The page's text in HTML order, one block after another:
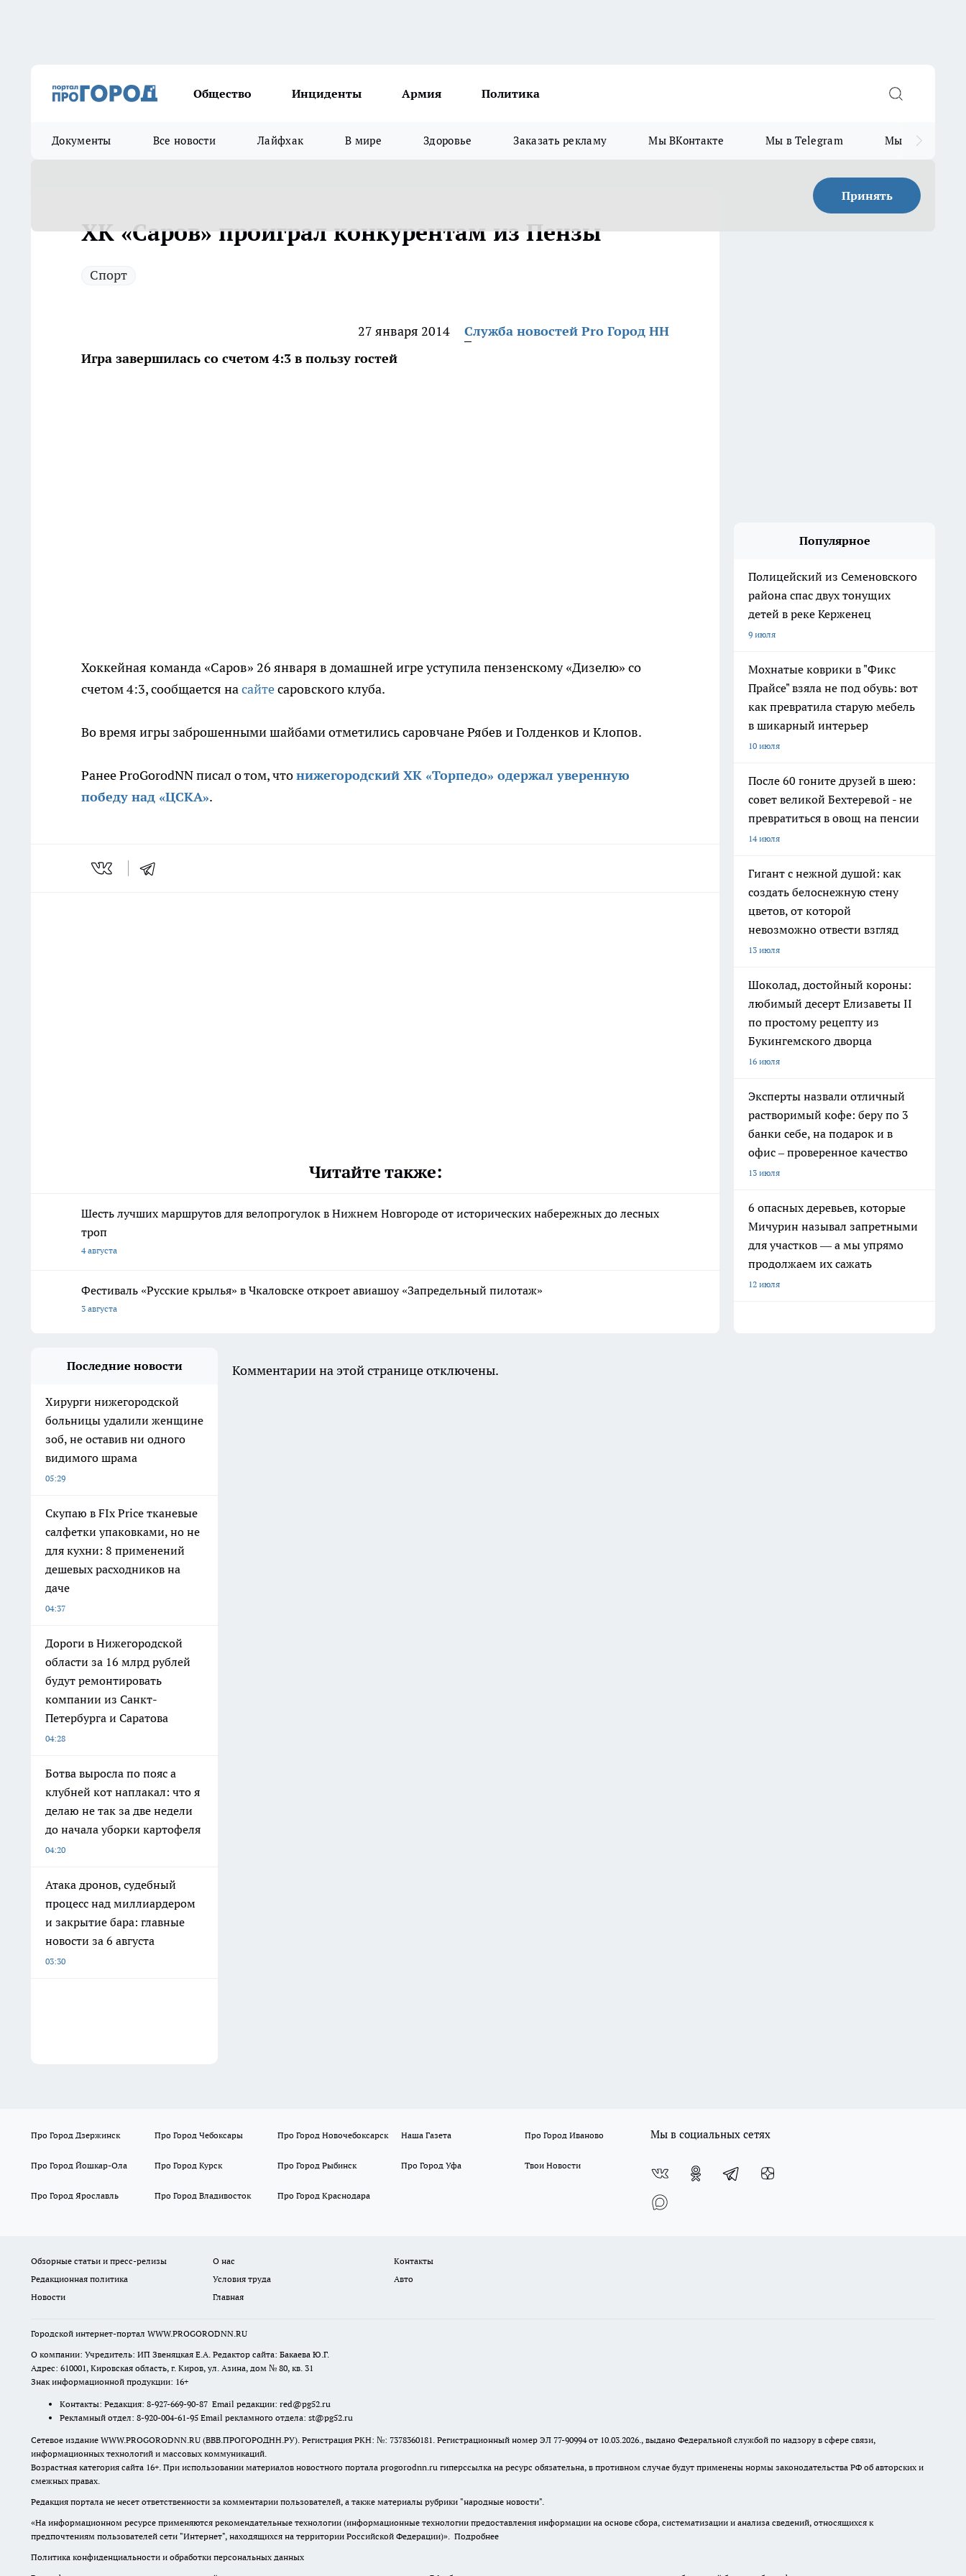
Общество Инциденты Армия Политика
Документы Все новости Лайфхак В мире Здоровье Заказать рекламу Мы ВКонтакте Мы в Telegram Мы в MAX
Принять
ХК «Саров» проиграл конкурентам из Пензы
Спорт
27 января 2014
Служба новостей Pro Город НН
Игра завершилась со счетом 4:3 в пользу гостей
Хоккейная команда «Саров» 26 января в домашней игре уступила пензенскому «Дизелю» со
счетом 4:3, сообщается насайтесаровского клуба.
Во время игры заброшенными шайбами отметились саровчане Рябев и Голденков и Клопов.
Ранее ProGorodNN писал о том, чтонижегородский ХК «Торпедо» одержал уверенную
победу над «ЦСКА».
Читайте также:
Шесть лучших маршрутов для велопрогулок в Нижнем Новгороде от исторических набережных до лесных
троп
4 августа
Фестиваль «Русские крылья» в Чкаловске откроет авиашоу «Запредельный пилотаж»
3 августа
Популярное
Полицейский из Семеновского
района спас двух тонущих
детей в реке Керженец
9 июля
Мохнатые коврики в "Фикс
Прайсе" взяла не под обувь: вот
как превратила старую мебель
в шикарный интерьер
10 июля
После 60 гоните друзей в шею:
совет великой Бехтеревой - не
превратиться в овощ на пенсии
14 июля
Гигант с нежной душой: как
создать белоснежную стену
цветов, от которой
невозможно отвести взгляд
13 июля
Шоколад, достойный короны:
любимый десерт Елизаветы II
по простому рецепту из
Букингемского дворца
16 июля
Эксперты назвали отличный
растворимый кофе: беру по 3
банки себе, на подарок и в
офис – проверенное качество
13 июля
6 опасных деревьев, которые
Мичурин называл запретными
для участков — а мы упрямо
продолжаем их сажать
12 июля
Последние новости
Хирурги нижегородской
больницы удалили женщине
зоб, не оставив ни одного
видимого шрама
05:29
Скупаю в FIx Price тканевые
салфетки упаковками, но не
для кухни: 8 применений
дешевых расходников на
даче
04:37
Дороги в Нижегородской
области за 16 млрд рублей
будут ремонтировать
компании из Санкт-
Петербурга и Саратова
04:28
Ботва выросла по пояс а
клубней кот наплакал: что я
делаю не так за две недели
до начала уборки картофеля
04:20
Атака дронов, судебный
процесс над миллиардером
и закрытие бара: главные
новости за 6 августа
03:30
Комментарии на этой странице отключены.
Про Город Дзержинск Про Город Чебоксары Про Город Новочебоксарск Наша Газета Про Город Иваново
Про Город Йошкар-Ола Про Город Курск Про Город Рыбинск Про Город Уфа Твои Новости
Про Город Ярославль Про Город Владивосток Про Город Краснодара
Мы в социальных сетях
Обзорные статьи и пресс-релизы О нас
Контакты
Редакционная политика
Условия труда
Авто
Новости
Главная
Городской интернет-портал WWW.PROGORODNN.RU
О компании: Учредитель: ИП Звеняцкая Е.А. Редактор сайта: Бакаева Ю.Г.
Адрес: 610001, Кировская область, г. Киров, ул. Азина, дом № 80, кв. 31
Знак информационной продукции: 16+
Контакты: Редакция: 8-927-669-90-87 Email редакции: red@pg52.ru
Рекламный отдел: 8-920-004-61-95 Email рекламного отдела: st@pg52.ru
Сетевое издание WWW.PROGORODNN.RU (ВВВ.ПРОГОРОДНН.РУ). Регистрация РКН: №: 7378360181. Регистрационный номер ЭЛ 77-90994 от 10.03.2026., выдано Федеральной службой по надзору в сфере связи,
информационных технологий и массовых коммуникаций.
Возрастная категория сайта 16+. При использовании материалов новостного портала progorodnn.ru гиперссылка на ресурс обязательна, в противном случае будут применены нормы законодательства РФ об авторских и
смежных правах.
Редакция портала не несет ответственности за комментарии пользователей, а также материалы рубрики "народные новости".
«На информационном ресурсе применяются рекомендательные технологии (информационные технологии предоставления информации на основе сбора, систематизации и анализа сведений, относящихся к
предпочтениям пользователей сети "Интернет", находящихся на территории Российской Федерации)». Подробнее
Политика конфиденциальности и обработки персональных данных